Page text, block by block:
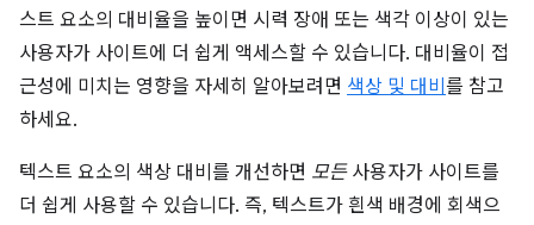
스트 요소의 대비율을 높이면 시력 장애 또는 색각 이상이 있는
사용자가 사이트에 더 쉽게 액세스할 수 있습니다. 대비율이 접
근성에 미치는 영향을 자세히 알아보려면 색상 및 대비 를 참고
하세요.
텍스트 요소의 색상 대비를 개선하면 모든사용자가 사이트를
더 쉽게 사용할 수 있습니다. 즉, 텍스트가 흰색 배경에 회색으